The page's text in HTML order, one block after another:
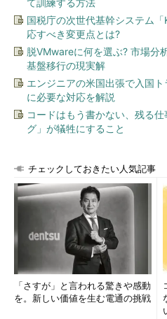
て訓練する方法
国税庁の次世代基幹システム
応すべき変更点とは?
脱VMwareに何を選ぶ? 市場分
基盤移行の現実解
エンジニアの米国出張で入国
に必要な対応を解説
コードはもう書かない、残る
グ」が犠牲にすること
チェックしておきたい人気記事
「さすが」と言われる驚きや感動
を。新しい価値を生む電通の挑戦